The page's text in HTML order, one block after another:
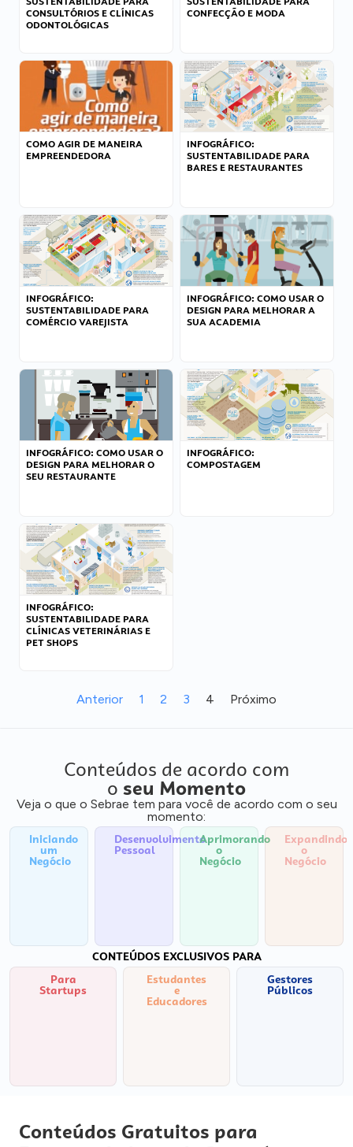
CONSULTÓRIOS E CLÍNICAS
ODONTOLÓGICAS
CONFECÇÃO E MODA
COMO AGIR DE MANEIRA
EMPREENDEDORA
INFOGRÁFICO:
SUSTENTABILIDADE PARA
BARES E RESTAURANTES
INFOGRÁFICO:
SUSTENTABILIDADE PARA
COMÉRCIO VAREJISTA
INFOGRÁFICO: COMO USAR O
DESIGN PARA MELHORAR A
SUA ACADEMIA
INFOGRÁFICO: COMO USAR O
DESIGN PARA MELHORAR O
SEU RESTAURANTE
INFOGRÁFICO:
COMPOSTAGEM
INFOGRÁFICO:
SUSTENTABILIDADE PARA
CLÍNICAS VETERINÁRIAS E
PET SHOPS
Anterior 1 2 3 4 Próximo
Conteúdos de acordo com
o seu Momento
Veja o que o Sebrae tem para você de acordo com o seu
momento:
Iniciando
um
Negócio
Desenvolvimento
Pessoal
Aprimorando
o
Negócio
Expandindo
o
Negócio
CONTEÚDOS EXCLUSIVOS PARA
Para
Startups
Estudantes
e
Educadores
Gestores
Públicos
Conteúdos Gratuitos para